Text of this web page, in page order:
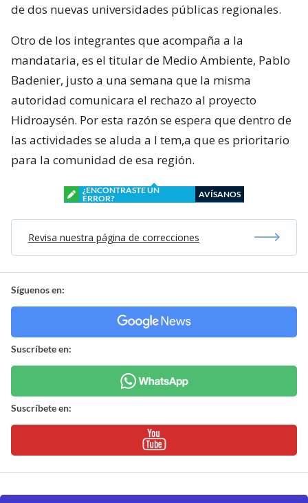
de dos nuevas universidades públicas regionales.
Otro de los integrantes que acompaña a la
mandataria, es el titular de Medio Ambiente, Pablo
Badenier, justo a una semana que la misma
autoridad comunicara el rechazo al proyecto
Hidroaysén. Por esta razón se espera que dentro de
las actividades se aluda a l tem,a que es prioritario
para la comunidad de esa región.
¿ENCONTRASTE UN
ERROR?
AVÍSANOS
Revisa nuestra página de correcciones
Síguenos en:
Suscríbete en:
Suscríbete en: